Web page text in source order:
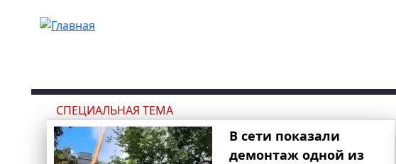
СПЕЦИАЛЬНАЯ ТЕМА
В сети показали
демонтаж одной из